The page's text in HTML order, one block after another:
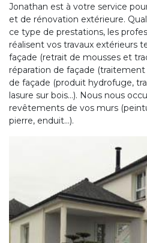
Jonathan est à votre service
et de rénovation extérieure.
ce type de prestations, les
réalisent vos travaux extérieurs
façade (retrait de mousses et
réparation de façade
de façade (produit hydrofuge,
lasure sur bois…). Nous nous
revêtements de vos murs
pierre, enduit…).